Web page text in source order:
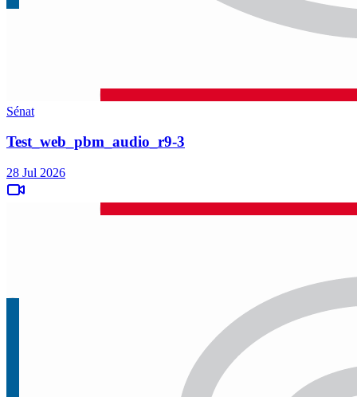
Sénat
Test_web_pbm_audio_r9-3
28 Jul 2026